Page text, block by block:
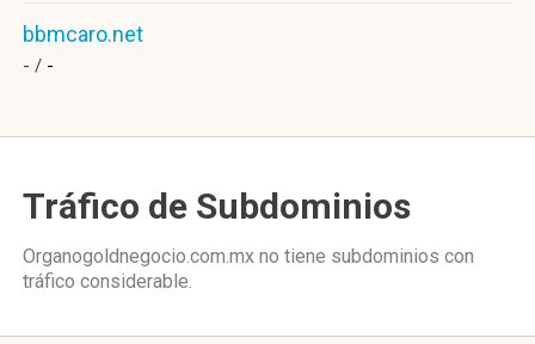
bbmcaro.net
- / -
Tráfico de Subdominios
Organogoldnegocio.com.mx no tiene subdominios con
tráfico considerable.